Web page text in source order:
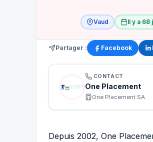
Vaud Il y a 68
Partager : Facebook
CONTACT
One Placement
One Placement SA
Depuis 2002, One